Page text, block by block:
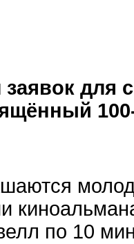
для
по 10